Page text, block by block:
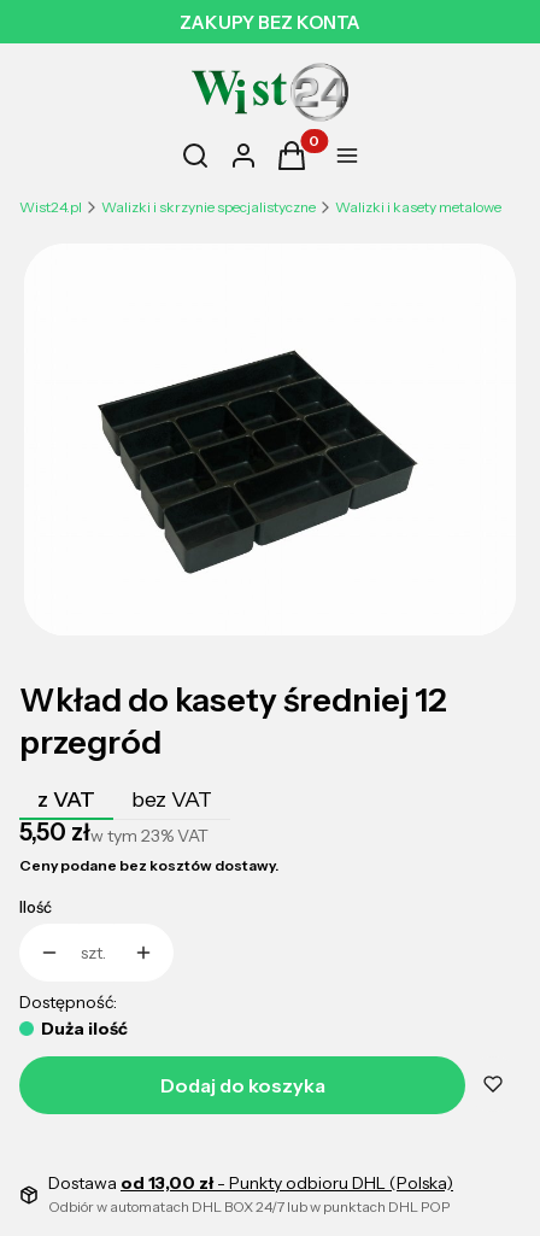
ZAKUPY BEZ KONTA
Otwórz wyszukiwarkę
Szukaj Zaloguj sięProdukty w koszyku: 0.
KoszykMenu
Wist24.pl Walizki i skrzynie specjalistyczne Walizki i kasety metalowe
Wkład do kasety średniej 12
przegród
z VAT bez VAT
Cena
5,50 złw tym 23%VAT
Ceny podane bez kosztów dostawy.
Ilość
szt.
Dostępność:
Duża ilość
Dodaj do koszyka
Dostawa od 13,00 zł- Punkty odbioru DHL (Polska)
Odbiór w automatach DHL BOX 24/7 lub w punktach DHL POP